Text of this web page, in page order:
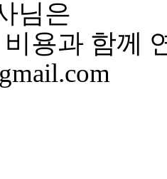
님은
용과 함께